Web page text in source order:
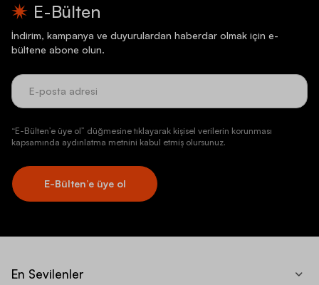
E-Bülten
İndirim, kampanya ve duyurulardan haberdar olmak için e-
bültene abone olun.
“E-Bülten’e üye ol” düğmesine tıklayarak kişisel verilerin korunması
kapsamında aydınlatma metnini kabul etmiş olursunuz.
E-Bülten’e üye ol
En Sevilenler